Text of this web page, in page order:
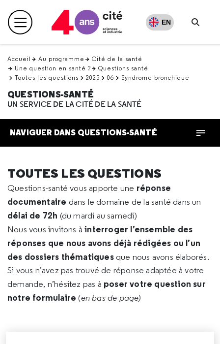
en
haut Menu principal EN
Accueil Au programme
Cité de la santé
Une question en santé ?
Questions santé
Toutes les questions
2025 06 Syndrome bronchique
QUESTIONS-SANTÉ
UN SERVICE DE LA CITÉ DE LA SANTÉ
NAVIGUER DANS QUESTIONS-SANTÉ
TOUTES LES QUESTIONS
Questions-santé vous apporte une réponse
documentaire dans le domaine de la santé dans un
délai de 72h (du mardi au samedi)
Nous vous invitons àinterroger l’ensemble des
réponses que nous avons déjà rédigées ou l’un
des dossiers thématiques que nous avons élaborés.
Si vous n’avez pas trouvé de réponse adaptée à votre
demande, n’hésitez pas à poser votre question sur
notre formulaire (en bas de page)